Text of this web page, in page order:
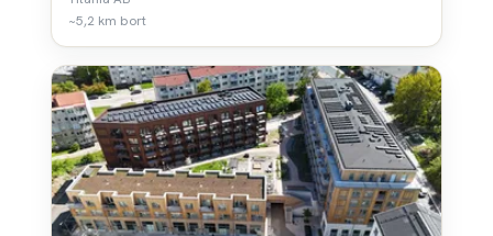
~5,2 km bort